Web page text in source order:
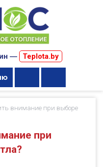
― Teplota.by
внимание при выборе
при